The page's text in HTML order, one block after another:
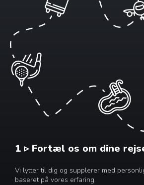
1 ▹ Fortæl os om dine
Vi lytter til dig og supplerer med
baseret på vores erfaring.